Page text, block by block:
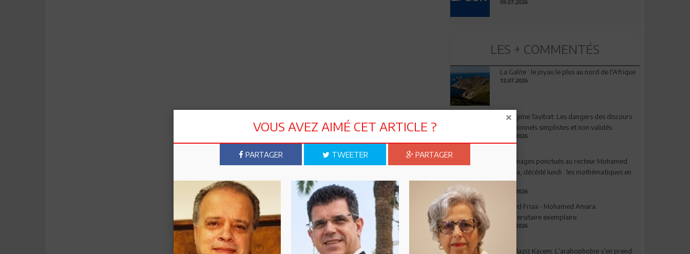
09.07.2026
LES + COMMENTÉS
La Galite : le joyau le plus au nord de l'Afrique
12.07.2026
Le régime Tayibat: Les dangers des discours
nutritionnels simplistes et non validés
09.07.2026
Hommages ponctués au recteur Mohamed
Amara, décédé lundi : les mathématiques en
deuil
03.08.2026
Ahmed Friaa - Mohamed Amara:
l’Universitaire exemplaire
04.08.2026
Abdelaziz Kacem: L’arabophobie s’en prend
VOUS AVEZ AIMÉ CET ARTICLE ?
PARTAGER TWEETER PARTAGER